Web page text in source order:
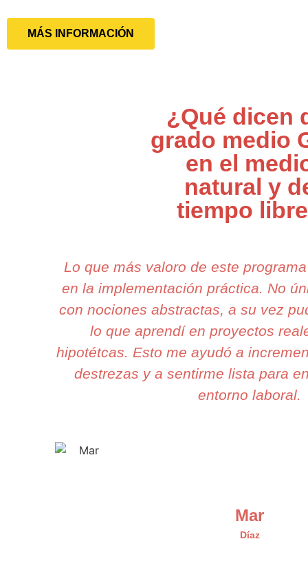
MÁS INFORMACIÓN
¿Qué dicen
grado medio
en el
natural y
tiempo
Lo que más valoro de este
en la implementación práctica. No
con nociones abstractas, a su vez
lo que aprendí en proyectos
hipotétcas. Esto me ayudó a
destrezas y a sentirme lista para
entorno laboral.
Mar
Díaz